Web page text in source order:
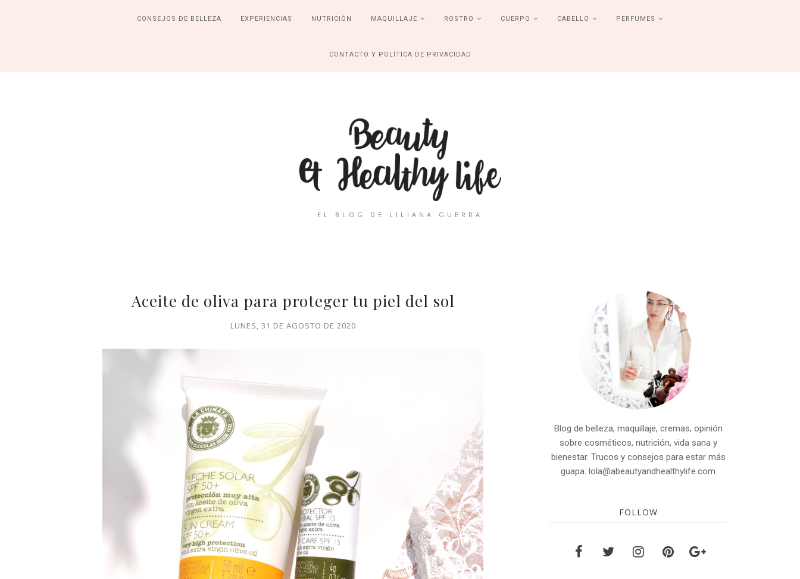
CONSEJOS DE BELLEZA EXPERIENCIAS NUTRICIÓN MAQUILLAJE ROSTRO CUERPO CABELLO PERFUMES
CONTACTO Y POLÍTICA DE PRIVACIDAD
EL BLOG DE LILIANA GUERRA
Aceite de oliva para proteger tu piel del sol
LUNES, 31 DE AGOSTO DE 2020
Blog de belleza, maquillaje, cremas, opinión
sobre cosméticos, nutrición, vida sana y
bienestar. Trucos y consejos para estar más
guapa. lola@abeautyandhealthylife.com
FOLLOW